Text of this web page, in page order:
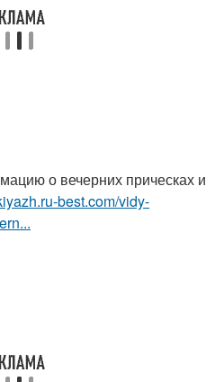
о вечерних прическах и
best.com/vidy-